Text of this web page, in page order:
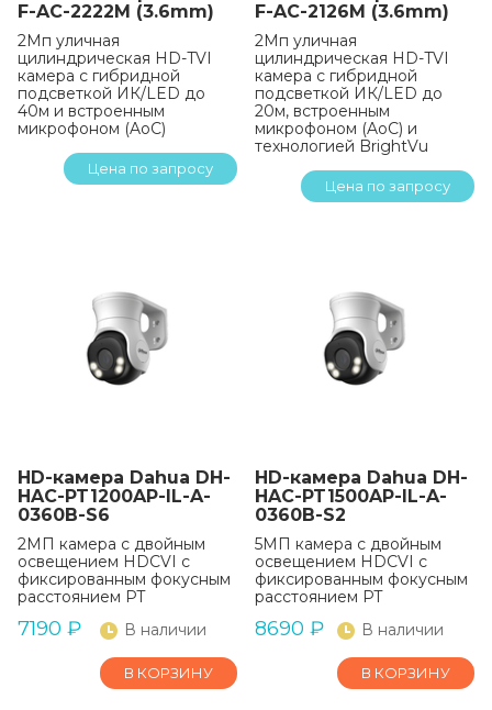
F-AC-2222M (3.6mm)
2Мп уличная
цилиндрическая HD-TVI
камера с гибридной
подсветкой ИК/LED до
40м и встроенным
микрофоном (AoC)
Цена по запросу
F-AC-2126M (3.6mm)
2Мп уличная
цилиндрическая HD-TVI
камера с гибридной
подсветкой ИК/LED до
20м, встроенным
микрофоном (AoC) и
технологией BrightVu
Цена по запросу
HD-камера Dahua DH-
HAC-PT1200AP-IL-A-
0360B-S6
2МП камера с двойным
освещением HDCVI с
фиксированным фокусным
расстоянием PT
7190 ₽ В наличии
В КОРЗИНУ
HD-камера Dahua DH-
HAC-PT1500AP-IL-A-
0360B-S2
5МП камера с двойным
освещением HDCVI с
фиксированным фокусным
расстоянием PT
8690 ₽ В наличии
В КОРЗИНУ